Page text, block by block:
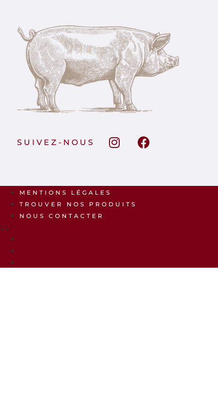
SUIVEZ-NOUS
MENTIONS LÉGALES
TROUVER NOS PRODUITS
NOUS CONTACTER